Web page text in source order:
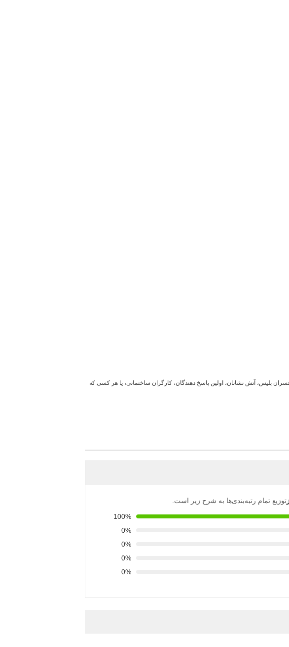
پلیس، آتش نشانان، اولین پاسخ دهندگان، کارگران ساختمانی، یا هر کسی که
توزیع تمام رتبه‌بندی‌ها به شرح زیر است.
100%
0%
0%
0%
0%